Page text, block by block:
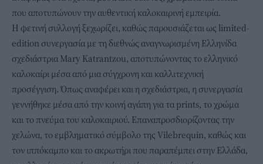
που αποτυπώνουν την αυθεντική καλοκαιρινή εμπειρία.
Η φετινή συλλογή ξεχωρίζει, καθώς παρουσιάζεται ως limited-
edition συνεργασία με τη διεθνώς αναγνωρισμένη Ελληνίδα
σχεδιάστρια Mary Katrantzou, αποτυπώνοντας το ελληνικό
καλοκαίρι μέσα από μια σύγχρονη και καλλιτεχνική
προσέγγιση. Όπως αναφέρει και η σχεδιάστρια, η συνεργασία
γεννήθηκε μέσα από την κοινή αγάπη για τα prints, το χρώμα
και το πνεύμα του καλοκαιριού. Επαναπροσδιορίζοντας την
χελώνα, το εμβληματικό σύμβολο της Vilebrequin, καθώς και
τον ιππόκαμπο και το ακρωτήρι που παραπέμπει στην Ελλάδα,